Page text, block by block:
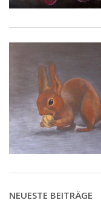
NEUESTE BEITRÄGE